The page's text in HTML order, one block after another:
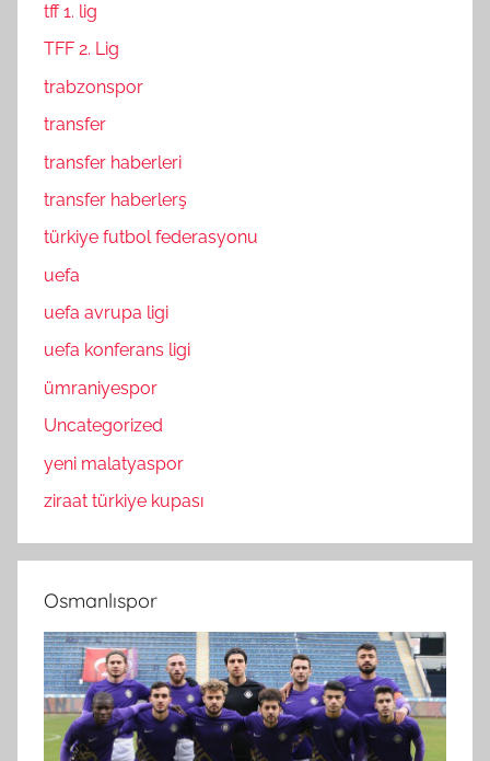
tff 1. lig
TFF 2. Lig
trabzonspor
transfer
transfer haberleri
transfer haberlerş
türkiye futbol federasyonu
uefa
uefa avrupa ligi
uefa konferans ligi
ümraniyespor
Uncategorized
yeni malatyaspor
ziraat türkiye kupası
Osmanlıspor